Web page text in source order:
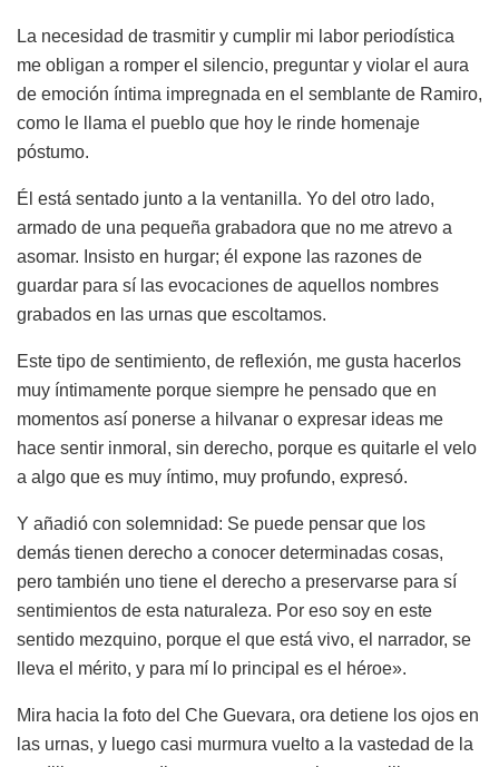
La necesidad de trasmitir y cumplir mi labor periodística
me obligan a romper el silencio, preguntar y violar el aura
de emoción íntima impregnada en el semblante de Ramiro,
como le llama el pueblo que hoy le rinde homenaje
póstumo.
Él está sentado junto a la ventanilla. Yo del otro lado,
armado de una pequeña grabadora que no me atrevo a
asomar. Insisto en hurgar; él expone las razones de
guardar para sí las evocaciones de aquellos nombres
grabados en las urnas que escoltamos.
Este tipo de sentimiento, de reflexión, me gusta hacerlos
muy íntimamente porque siempre he pensado que en
momentos así ponerse a hilvanar o expresar ideas me
hace sentir inmoral, sin derecho, porque es quitarle el velo
a algo que es muy íntimo, muy profundo, expresó.
Y añadió con solemnidad: Se puede pensar que los
demás tienen derecho a conocer determinadas cosas,
pero también uno tiene el derecho a preservarse para sí
sentimientos de esta naturaleza. Por eso soy en este
sentido mezquino, porque el que está vivo, el narrador, se
lleva el mérito, y para mí lo principal es el héroe».
Mira hacia la foto del Che Guevara, ora detiene los ojos en
las urnas, y luego casi murmura vuelto a la vastedad de la